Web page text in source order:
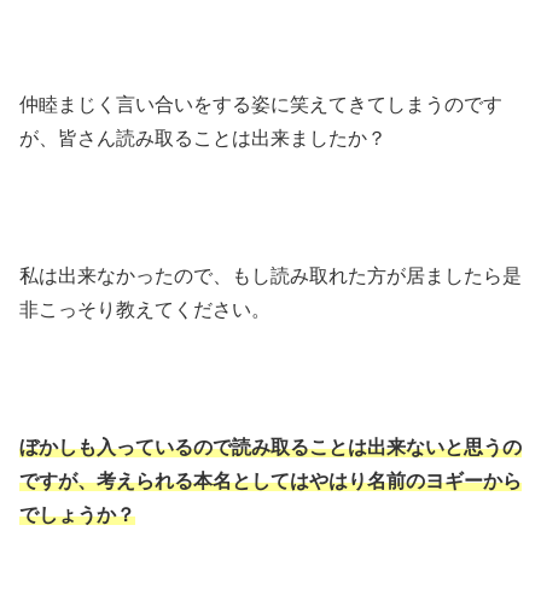
仲睦まじく言い合いをする姿に笑えてきてしまうのです
が、皆さん読み取ることは出来ましたか？
私は出来なかったので、もし読み取れた方が居ましたら是
非こっそり教えてください。
ぼかしも入っているので読み取ることは出来ないと思うの
ですが、考えられる本名としてはやはり名前のヨギーから
でしょうか？